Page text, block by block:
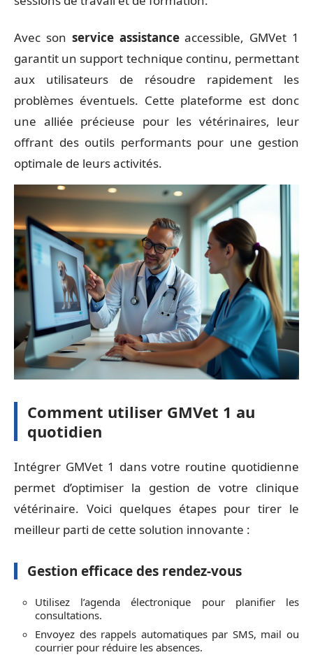
Avec son service assistanceaccessible, GMVet 1
garantit un support technique continu, permettant
aux utilisateurs de résoudre rapidement les
problèmes éventuels. Cette plateforme est donc
une alliée précieuse pour les vétérinaires, leur
offrant des outils performants pour une gestion
optimale de leurs activités.
Comment utiliser GMVet 1 au
quotidien
Intégrer GMVet 1 dans votre routine quotidienne
permet d’optimiser la gestion de votre clinique
vétérinaire. Voici quelques étapes pour tirer le
meilleur parti de cette solution innovante :
Gestion efficace des rendez-vous
Utilisez l’agenda électronique pour planifier les
consultations.
Envoyez des rappels automatiques par SMS, mail ou
courrier pour réduire les absences.